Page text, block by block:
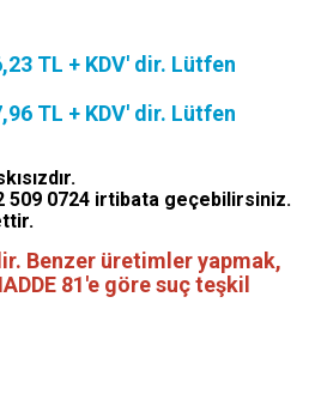
TL + KDV' dir. Lütfen
TL + KDV' dir. Lütfen
509 0724 irtibata geçebilirsiniz.
Benzer üretimler yapmak,
81'e göre suç teşkil